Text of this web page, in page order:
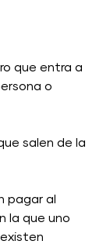
que entra a
o
salen de la
pagar al
la que uno